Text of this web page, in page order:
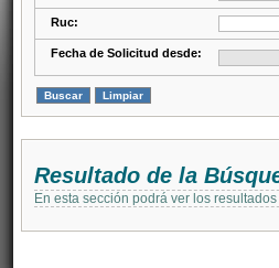
Ruc:
Fecha de Solicitud desde:
Resultado de la
En esta sección podrá ver los